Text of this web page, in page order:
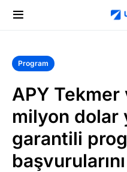
Program
APY Tekmer
milyon dolar
garantili